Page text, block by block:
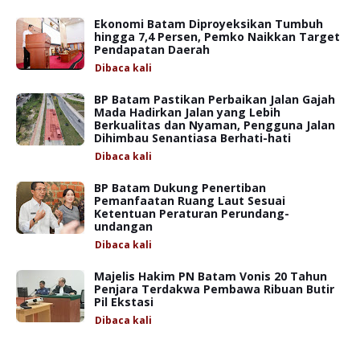
Ekonomi Batam Diproyeksikan Tumbuh
hingga 7,4 Persen, Pemko Naikkan Target
Pendapatan Daerah
Dibaca kali
BP Batam Pastikan Perbaikan Jalan Gajah
Mada Hadirkan Jalan yang Lebih
Berkualitas dan Nyaman, Pengguna Jalan
Dihimbau Senantiasa Berhati-hati
Dibaca kali
BP Batam Dukung Penertiban
Pemanfaatan Ruang Laut Sesuai
Ketentuan Peraturan Perundang-
undangan
Dibaca kali
Majelis Hakim PN Batam Vonis 20 Tahun
Penjara Terdakwa Pembawa Ribuan Butir
Pil Ekstasi
Dibaca kali